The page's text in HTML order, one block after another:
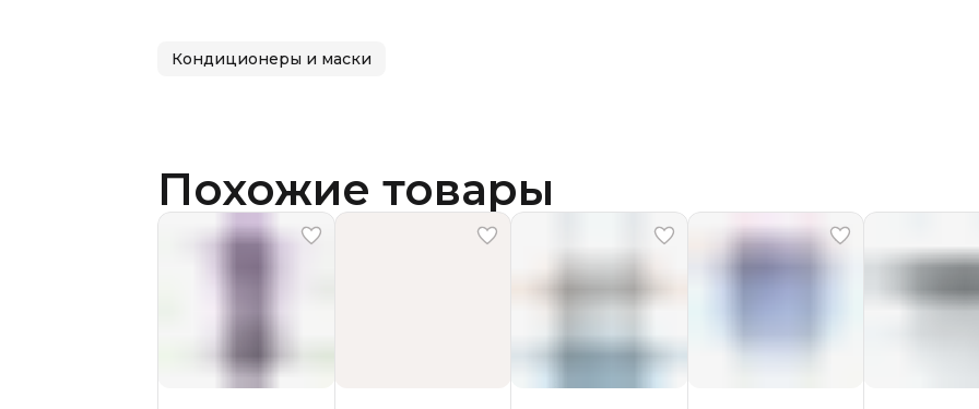
Кондиционеры и маски
Похожие товары